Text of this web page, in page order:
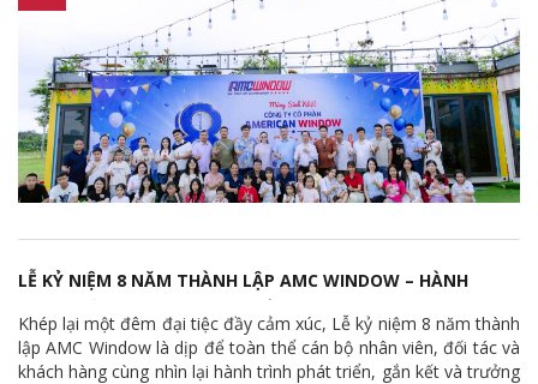
LỄ KỶ NIỆM 8 NĂM THÀNH LẬP AMC WINDOW – HÀNH
TRÌNH GẮN KẾT VÀ PHÁT TRIỂN
Khép lại một đêm đại tiệc đầy cảm xúc, Lễ kỷ niệm 8 năm thành
lập AMC Window là dịp để toàn thể cán bộ nhân viên, đối tác và
khách hàng cùng nhìn lại hành trình phát triển, gắn kết và trưởng